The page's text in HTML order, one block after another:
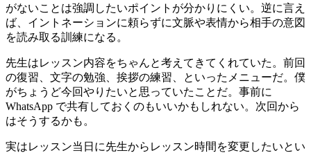
がないことは強調したいポイントが分かりにくい。逆に言え
ば、イントネーションに頼らずに文脈や表情から相手の意図
を読み取る訓練になる。
先生はレッスン内容をちゃんと考えてきてくれていた。前回
の復習、文字の勉強、挨拶の練習、といったメニューだ。僕
がちょうど今回やりたいと思っていたことだ。事前に
WhatsApp で共有しておくのもいいかもしれない。次回から
はそうするかも。
実はレッスン当日に先生からレッスン時間を変更したいとい